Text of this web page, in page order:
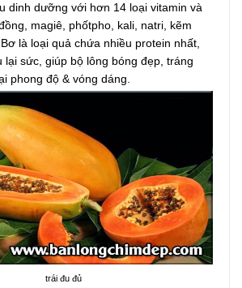
dinh dưỡng với hơn 14 loại vitamin và
magiê, phốtpho, kali, natri, kẽm
là loại quả chứa nhiều protein nhất,
lại sức, giúp bộ lông bóng đẹp, tráng
phong độ & vóng dáng.
trái đu đủ